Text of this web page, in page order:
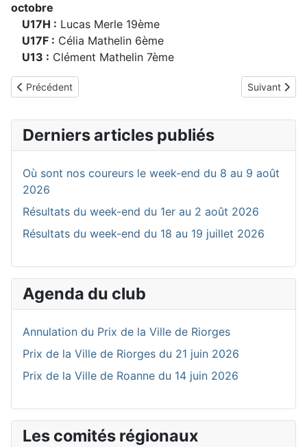
octobre
U17H : Lucas Merle 19ème
U17F : Célia Mathelin 6ème
U13 : Clément Mathelin 7ème
Article précédent : Résultats du week-end du 19 au 20 octobre
Précédent Article
Suivant
Derniers articles publiés
Où sont nos coureurs le week-end du 8 au 9 août
2026
Résultats du week-end du 1er au 2 août 2026
Résultats du week-end du 18 au 19 juillet 2026
Agenda du club
Annulation du Prix de la Ville de Riorges
Prix de la Ville de Riorges du 21 juin 2026
Prix de la Ville de Roanne du 14 juin 2026
Les comités régionaux